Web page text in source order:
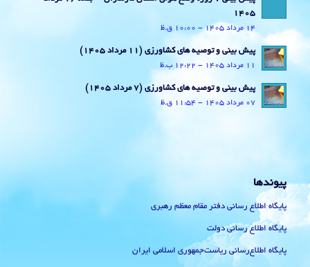
1405
14 مرداد 1405 - 10:00 ق.ظ
پیش بینی و توصیه های کشاورزی (11 مرداد ۱۴۰۵)
11 مرداد 1405 - 12:22 ب.ظ
پیش بینی و توصیه های کشاورزی (7 مرداد ۱۴۰۵)
07 مرداد 1405 - 11:54 ق.ظ
پیوندها
پایگاه اطلاع رسانی دفتر مقام معظم رهبری
پایگاه اطلاع رسانی دولت
پایگاه اطلاع‌رسانی ریاست‌جمهوری اسلامی ایران